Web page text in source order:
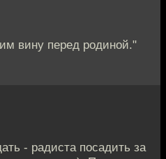
вину перед родиной."
- радиста посадить за